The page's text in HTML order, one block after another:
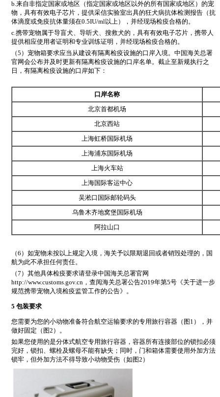
b.来自非指定国家或地区（指定国家或地区以外的所有国家或地区）的宠
物，具有有效电子芯片，提供采信实验室出具的狂犬病抗体检测报告（抗
体滴度或免疫抗体量须在0.5IU/ml以上），并经现场检疫合格的。
c.携带宠物属于导盲犬、导听犬、搜救犬的，具有有效电子芯片，携带人
提供相应使用者证明和专业训练证明，并经现场检疫合格的。
（5）宠物箱要求应当从建设有隔离检疫设施的口岸入境。中国海关总署
官网会公布并及时更新有隔离检疫设施的口岸名单。截止至新规执行之
日，有隔离检疫设施的口岸如下：
口岸名称
北京首都机场
北京西站
上海虹桥国际机场
上海浦东国际机场
上海火车站
上海国际客运中心
吴淞口国际邮轮码头
乌鲁木齐地窝堡国际机场
阿拉山口
（6）如宠物未按以上规定入境，海关予以限期退回或者销毁处理的，国
航为此不承担任何责任。
（7）其他具体检疫要求请登录中国海关总署官网
http://www.customs.gov.cn，查阅海关总署公告2019年第5号《关于进一步
规范携带宠物入境检疫监管工作的公告》。
5 包装要求
您需要为您的小动物准备符合航空运输要求的专用旅行容器（图1），并
做好固定（图2）。
如果您使用的是分体式航空专用旅行容器，容器所有连接部位的锁扣必须
完好，锁扣、螺栓及螺母不能有缺失；同时，门和箱体需要使用外加方法
锁牢，但外加方法不得导致小动物受伤（如图2）